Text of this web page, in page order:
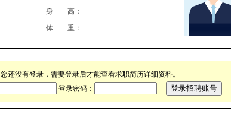
身 高：
体 重：
您还没有登录，需要登录后才能查看求职简历详细资料。
登录密码：